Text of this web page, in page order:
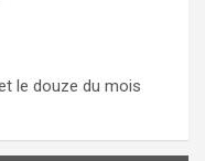
le douze du mois